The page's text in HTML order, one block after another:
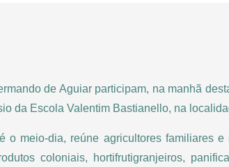
de Aguiar participam, na manhã
da Escola Valentim Bastianello, na
o meio-dia, reúne agricultores familiares
coloniais, hortifrutigranjeiros,